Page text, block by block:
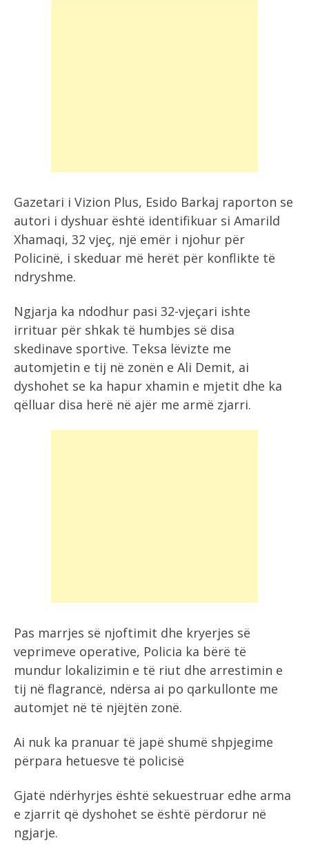
Gazetari i Vizion Plus, Esido Barkaj raporton se
autori i dyshuar është identifikuar si Amarild
Xhamaqi, 32 vjeç, një emër i njohur për
Policinë, i skeduar më herët për konflikte të
ndryshme.
Ngjarja ka ndodhur pasi 32-vjeçari ishte
irrituar për shkak të humbjes së disa
skedinave sportive. Teksa lëvizte me
automjetin e tij në zonën e Ali Demit, ai
dyshohet se ka hapur xhamin e mjetit dhe ka
qëlluar disa herë në ajër me armë zjarri.
Pas marrjes së njoftimit dhe kryerjes së
veprimeve operative, Policia ka bërë të
mundur lokalizimin e të riut dhe arrestimin e
tij në flagrancë, ndërsa ai po qarkullonte me
automjet në të njëjtën zonë.
Ai nuk ka pranuar të japë shumë shpjegime
përpara hetuesve të policisë
Gjatë ndërhyrjes është sekuestruar edhe arma
e zjarrit që dyshohet se është përdorur në
ngjarje.